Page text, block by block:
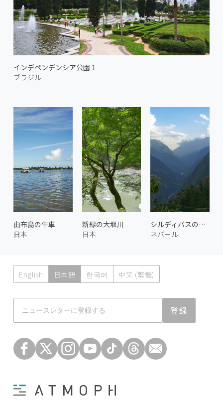
インデペンデンシア公園 1
ブラジル
由布島の牛車
日本
新緑の大堰川
日本
シルディバスの渓谷 1
ネパール
English 日本語 한국어 中文 (繁體)
登録